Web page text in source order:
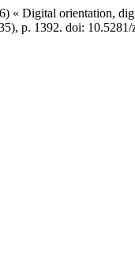
Digital orientation,
p. 1392. doi: